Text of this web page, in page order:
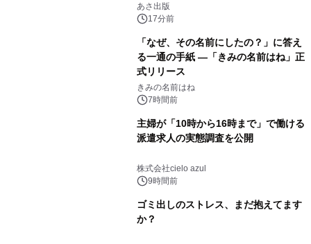
養としての蕎麦』2026年8月25日
（火）発売
あさ出版
17分前
「なぜ、その名前にしたの？」に答え
る一通の手紙 ―「きみの名前はね」正
式リリース
きみの名前はね
7時間前
主婦が「10時から16時まで」で働ける
派遣求人の実態調査を公開
株式会社cielo azul
9時間前
ゴミ出しのストレス、まだ抱えてます
か？